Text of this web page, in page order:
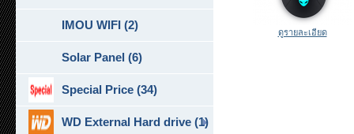
ดูรายละเอียด
IMOU WIFI (2)
Solar Panel (6)
Special Price (34)
WD External Hard drive (1)